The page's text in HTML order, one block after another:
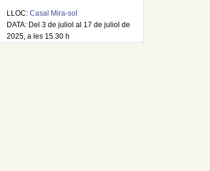
LLOC:Casal Mira-sol
DATA: Del 3 de juliol al 17 de juliol de
2025, a les 15.30 h